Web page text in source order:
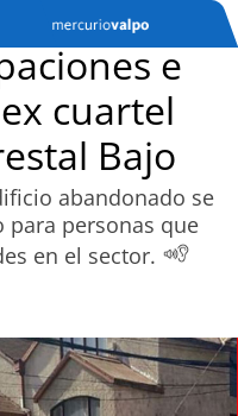
e
cuartel
Bajo
abandonado se
personas que
en el sector.